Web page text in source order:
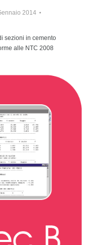
2014
sezioni in cemento
alle NTC 2008